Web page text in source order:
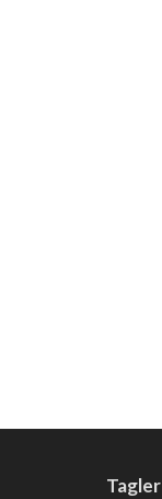
Tagler